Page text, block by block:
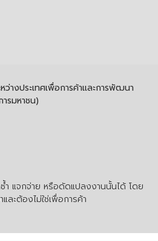
ำ แจกจ่าย หรือดัดแปลงงานนั้นได้ โดย
ละต้องไม่ใช่เพื่อการค้า
างประเทศเพื่อการค้าและการพัฒนา
รมหาชน)